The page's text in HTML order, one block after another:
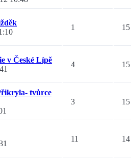
1
v České Lípě
4
tvůrce
3
11